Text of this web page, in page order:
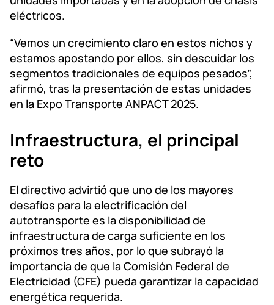
eléctricos.
“Vemos un crecimiento claro en estos nichos y
estamos apostando por ellos, sin descuidar los
segmentos tradicionales de equipos pesados”,
afirmó, tras la presentación de estas unidades
en la Expo Transporte ANPACT 2025.
Infraestructura, el principal
reto
El directivo advirtió que uno de los mayores
desafíos para la electrificación del
autotransporte es la disponibilidad de
infraestructura de carga suficiente en los
próximos tres años, por lo que subrayó la
importancia de que la Comisión Federal de
Electricidad (CFE) pueda garantizar la capacidad
energética requerida.